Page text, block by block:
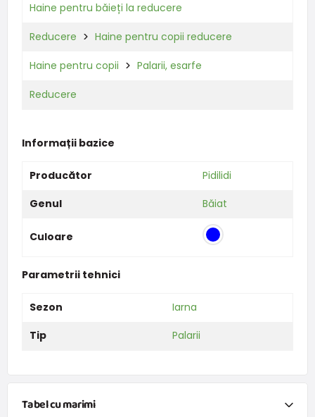
Haine pentru băieți la reducere
Reducere Haine pentru copii reducere
Haine pentru copii Palarii, esarfe
Reducere
Informații bazice
Producător
Pidilidi
Genul
Băiat
Culoare
Parametrii tehnici
Sezon
Iarna
Tip
Palarii
Tabel cu marimi